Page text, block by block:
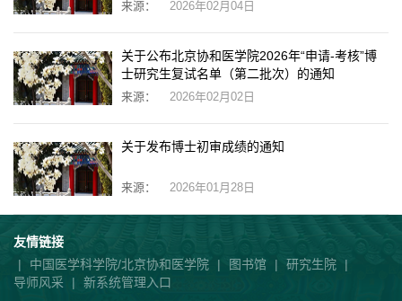
来源： 2026年02月04日
关于公布北京协和医学院2026年“申请-考核”博
士研究生复试名单（第二批次）的通知
来源： 2026年02月02日
关于发布博士初审成绩的通知
来源： 2026年01月28日
友情链接
|
中国医学科学院/北京协和医学院 | 图书馆 | 研究生院
|
导师风采
| 新系统管理入口